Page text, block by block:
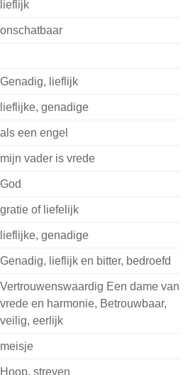
lieflijk
onschatbaar
Genadig, lieflijk
lieflijke, genadige
als een engel
mijn vader is vrede
God
gratie of liefelijk
lieflijke, genadige
Genadig, lieflijk en bitter, bedroefd
Vertrouwenswaardig Een dame van
vrede en harmonie, Betrouwbaar,
veilig, eerlijk
meisje
Hoop, streven